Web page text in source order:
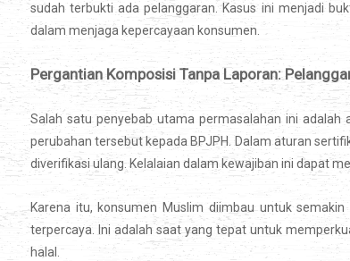
sudah terbukti ada pelanggaran. Kasus ini menjadi
dalam menjaga kepercayaan konsumen.
Pergantian Komposisi Tanpa Laporan:
Salah satu penyebab utama permasalahan ini
perubahan tersebut kepada BPJPH. Dalam aturan
diverifikasi ulang. Kelalaian dalam kewajiban ini dapat
Karena itu, konsumen Muslim diimbau untuk
terpercaya. Ini adalah saat yang tepat untuk
halal.